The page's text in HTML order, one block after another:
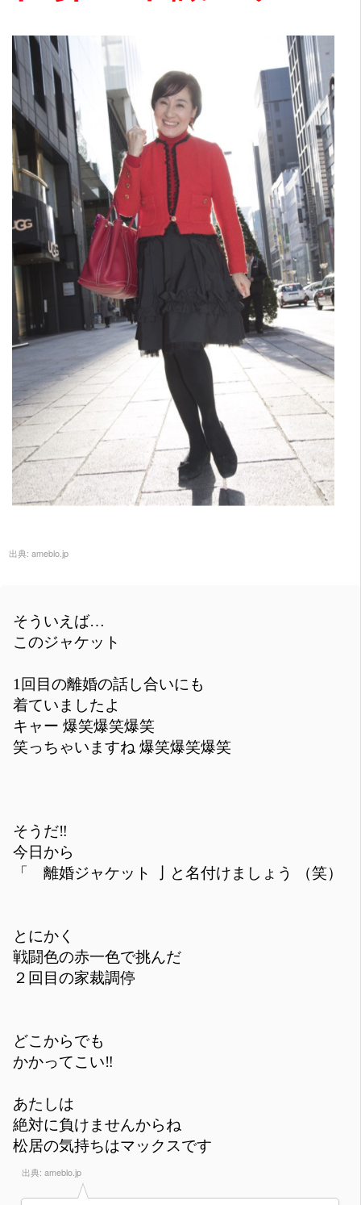
出典: ameblo.jp
そういえば…
このジャケット
1回目の離婚の話し合いにも
着ていましたよ
キャー 爆笑爆笑爆笑
笑っちゃいますね 爆笑爆笑爆笑
そうだ‼️
今日から
「 離婚ジャケット 亅と名付けましょう （笑）
とにかく
戦闘色の赤一色で挑んだ
２回目の家裁調停
どこからでも
かかってこい‼️
あたしは
絶対に負けませんからね
松居の気持ちはマックスです
出典: ameblo.jp